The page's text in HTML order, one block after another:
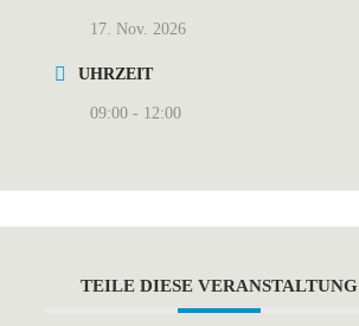
17. Nov. 2026
UHRZEIT
09:00 - 12:00
TEILE DIESE VERANSTALTUNG